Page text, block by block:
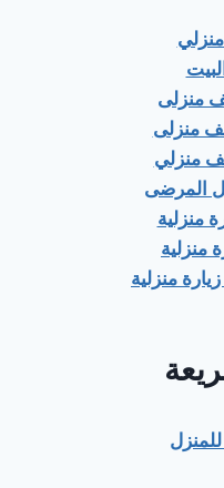
منزلى
منزلى
منزلي
المرضى
منزلية
منزلية
منزلية